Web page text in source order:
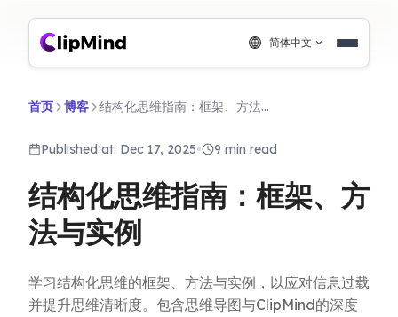
简体中文
首页 博客 结构化思维指南：框架、方法与实例
Published at: Dec 17, 2025• 9 min read
结构化思维指南：框架、方
法与实例
学习结构化思维的框架、方法与实例，以应对信息过载
并提升思维清晰度。包含思维导图与ClipMind的深度